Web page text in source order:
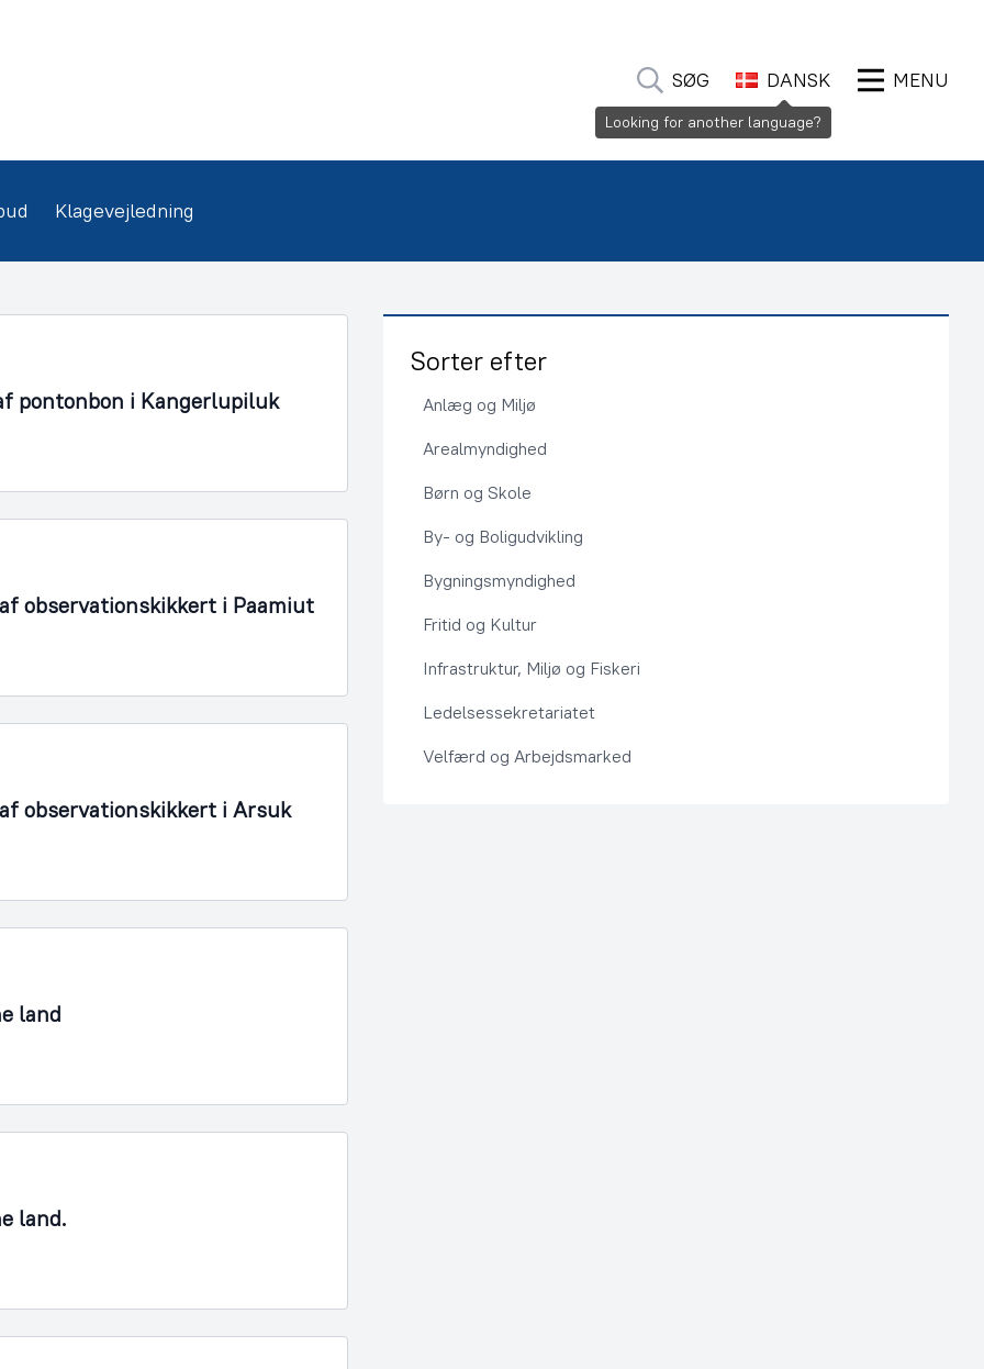
SØG DANSK MENU
Klagevejledning
pontonbon i Kangerlupiluk
observationskikkert i Paamiut
observationskikkert i Arsuk
land
land.
Sorter efter
Anlæg og Miljø
Arealmyndighed
Børn og Skole
By- og Boligudvikling
Bygningsmyndighed
Fritid og Kultur
Infrastruktur, Miljø og Fiskeri
Ledelsessekretariatet
Velfærd og Arbejdsmarked
Looking for another language?